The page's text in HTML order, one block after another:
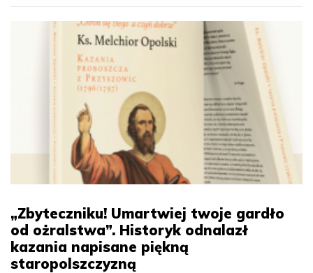
„Zbyteczniku! Umartwiej twoje gardło
od ożralstwa”. Historyk odnalazł
kazania napisane piękną
staropolszczyzną